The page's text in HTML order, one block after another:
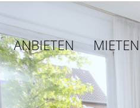
ANBIETEN MIETEN